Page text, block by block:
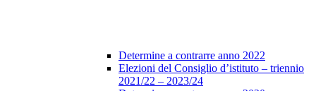
Determine a contrarre anno 2022
Elezioni del Consiglio d’istituto – triennio
2021/22 – 2023/24